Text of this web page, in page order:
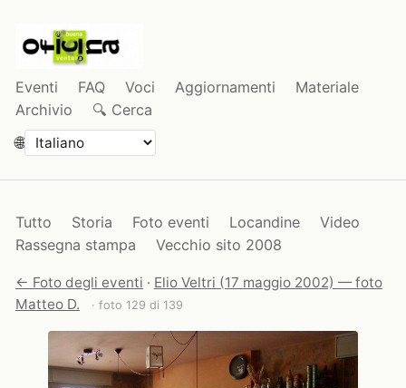
Eventi FAQ Voci Aggiornamenti
Materiale
Archivio
🔍 Cerca
🌐
Tutto Storia Foto eventi Locandine
Video
Rassegna stampa
Vecchio sito 2008
← Foto degli eventi · Elio Veltri (17 maggio 2002) — foto
Matteo D.
· foto 129 di 139